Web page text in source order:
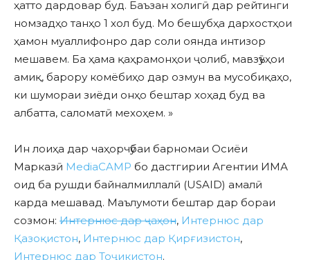
ҳатто дардовар буд. Баъзан холигӣ ​​дар рейтинги
номзадҳо танҳо 1 хол буд. Мо бешубҳа дархостҳои
ҳамон муаллифонро дар соли оянда интизор
мешавем. Ба ҳама қаҳрамонҳои ҷолиб, мавзӯъҳои
амиқ, барору комёбиҳо дар озмун ва мусобиқаҳо,
ки шумораи зиёди онҳо бештар хоҳад буд ва
албатта, саломатӣ мехоҳем. »
Ин лоиҳа дар чаҳорчӯбаи барномаи Осиёи
Марказӣ MediaCAMP бо дастгирии Агентии ИМА
оид ба рушди байналмиллалӣ (USAID) амалӣ
карда мешавад. Маълумоти бештар дар бораи
созмон: Интернюс дар ҷаҳон, Интернюс дар
Қазоқистон, Интернюс дар Қирғизистон,
Интернюс дар Тоҷикистон.